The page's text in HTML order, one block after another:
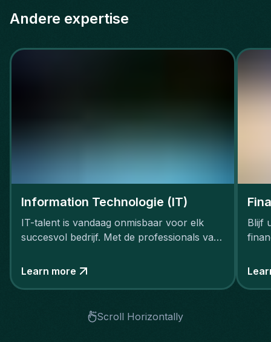
Andere expertise
Information Technologie (IT)
IT-talent is vandaag onmisbaar voor elk
succesvol bedrijf. Met de professionals van
technologische voorsprong
Learn more
Blijf
Scroll Horizontally